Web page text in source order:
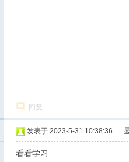
回复
发表于 2023-5-31 10:38:36
看看学习